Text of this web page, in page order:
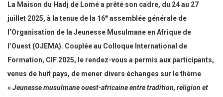
La Maison du Hadj de Lomé a prêté son cadre, du 24 au 27
juillet 2025, à la tenue de la 16e assemblée générale de
l’Organisation de la Jeunesse Musulmane en Afrique de
l’Ouest (OJEMA). Couplée au Colloque International de
Formation, CIF 2025, le rendez-vous a permis aux participants,
venus de huit pays, de mener divers échanges sur le thème
«Jeunesse musulmane ouest-africaine entre tradition, religion et